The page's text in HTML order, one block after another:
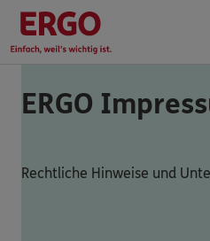
ERGO
Rechtliche Hinweise und